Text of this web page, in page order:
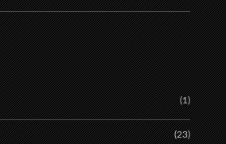
(1)
(23)